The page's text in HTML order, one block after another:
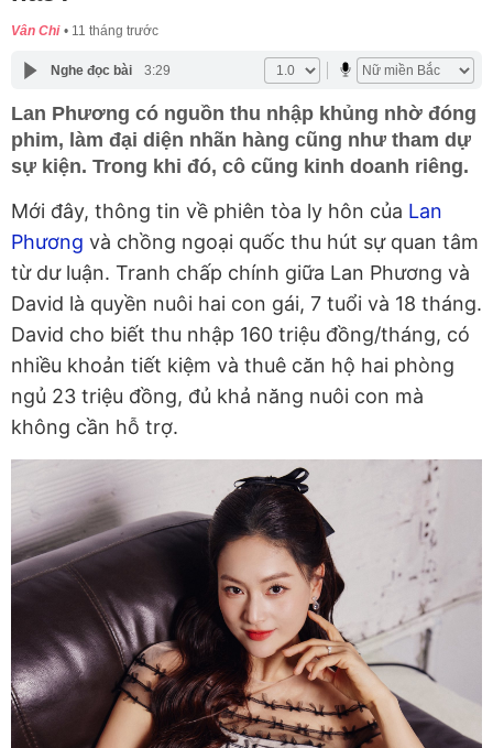
Vân Chi 11 tháng trước
Nghe đọc bài 3:29
Lan Phương có nguồn thu nhập khủng nhờ đóng
phim, làm đại diện nhãn hàng cũng như tham dự
sự kiện. Trong khi đó, cô cũng kinh doanh riêng.
Mới đây, thông tin về phiên tòa ly hôn của Lan
Phương và chồng ngoại quốc thu hút sự quan tâm
từ dư luận. Tranh chấp chính giữa Lan Phương và
David là quyền nuôi hai con gái, 7 tuổi và 18 tháng.
David cho biết thu nhập 160 triệu đồng/tháng, có
nhiều khoản tiết kiệm và thuê căn hộ hai phòng
ngủ 23 triệu đồng, đủ khả năng nuôi con mà
không cần hỗ trợ.